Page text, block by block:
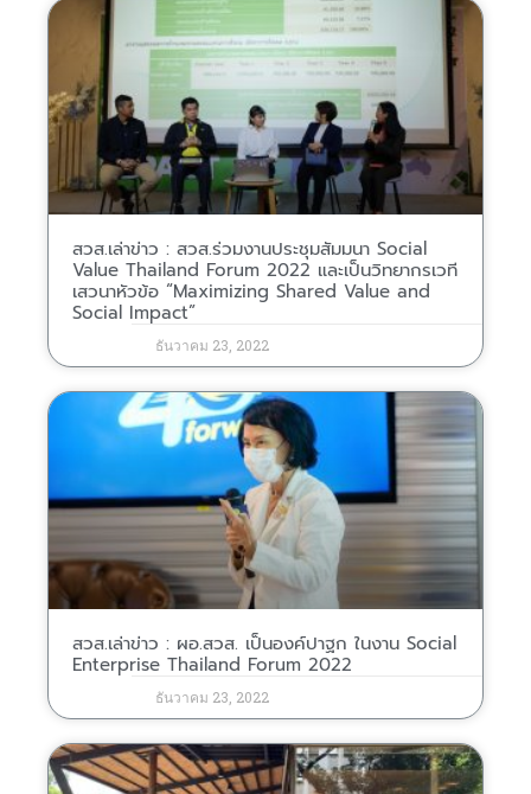
สวส.เล่าข่าว : สวส.ร่วมงานประชุมสัมมนา Social
Value Thailand Forum 2022 และเป็นวิทยากรเวที
เสวนาหัวข้อ “Maximizing Shared Value and
Social Impact”
ธันวาคม 23, 2022
สวส.เล่าข่าว : ผอ.สวส. เป็นองค์ปาฐก ในงาน Social
Enterprise Thailand Forum 2022
ธันวาคม 23, 2022